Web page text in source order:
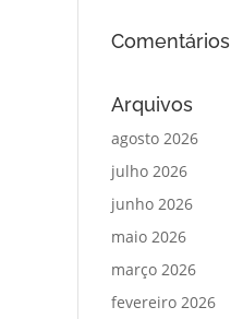
Comentários
Arquivos
agosto 2026
julho 2026
junho 2026
maio 2026
março 2026
fevereiro 2026